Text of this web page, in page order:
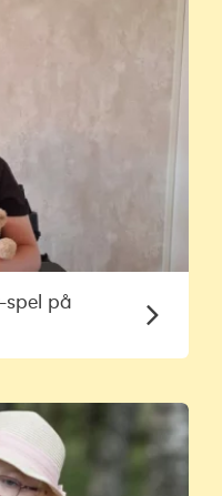
spel på